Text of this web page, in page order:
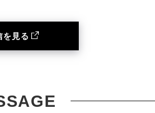
を見る